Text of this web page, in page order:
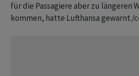
für die Passagiere aber zu längeren
kommen, hatte Lufthansa gewarnt./